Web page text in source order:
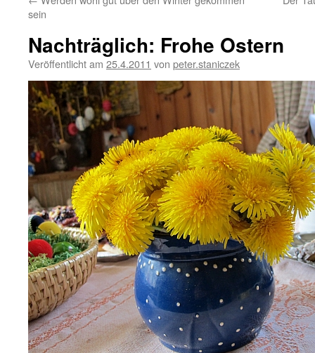
sein
Nachträglich: Frohe Ostern
Veröffentlicht am 25.4.2011 von peter.staniczek